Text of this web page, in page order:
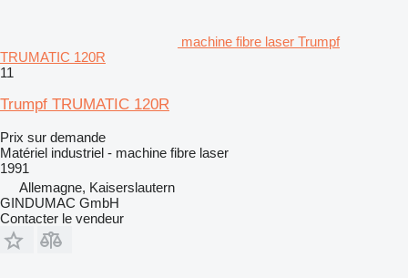
machine fibre laser Trumpf
TRUMATIC 120R
11
Trumpf TRUMATIC 120R
Prix sur demande
Matériel industriel - machine fibre laser
1991
Allemagne, Kaiserslautern
GINDUMAC GmbH
Contacter le vendeur